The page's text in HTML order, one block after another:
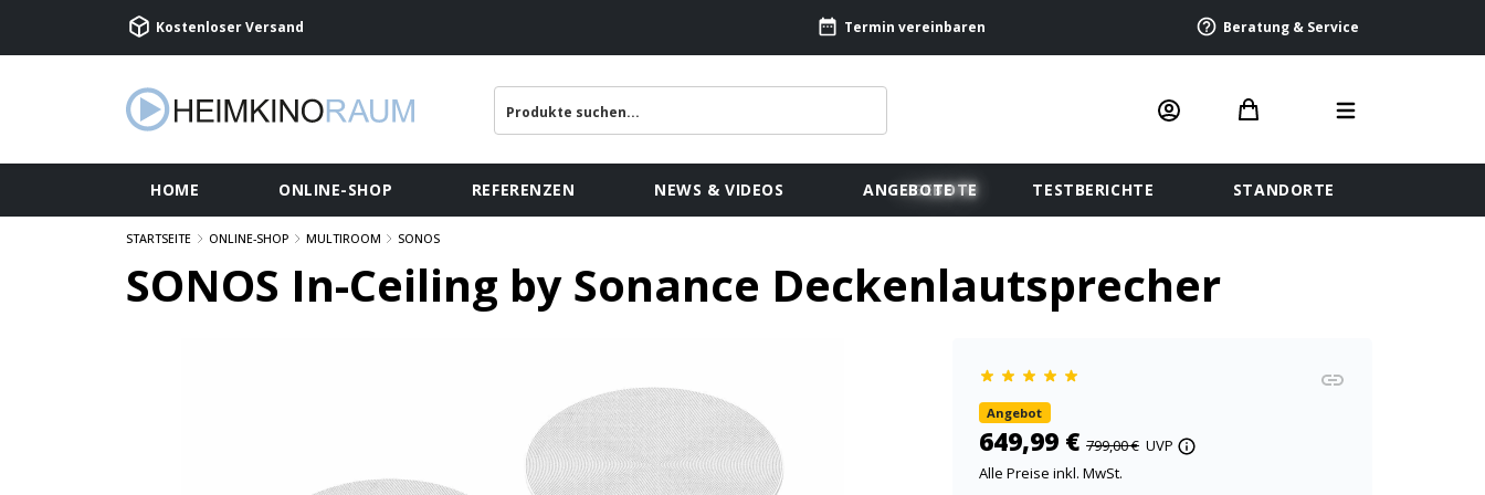
Kostenloser Versand Termin vereinbaren Beratung & Service
HOME ONLINE-SHOP REFERENZEN NEWS & VIDEOS ANGEBOTE TESTBERICHTE STANDORTE
STARTSEITE ONLINE-SHOP MULTIROOM SONOS
SONOS In-Ceiling by Sonance Deckenlautsprecher
Angebot
649,99 € 799,00 € UVP
Alle Preise inkl. MwSt.